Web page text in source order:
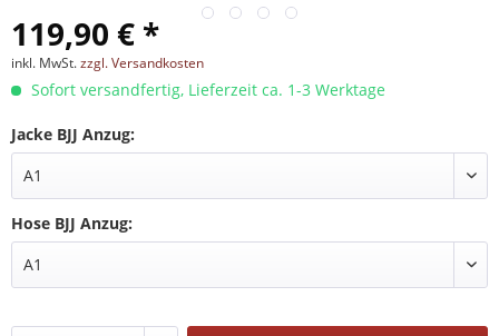
119,90 € *
inkl. MwSt.zzgl. Versandkosten
Sofort versandfertig, Lieferzeit ca. 1-3 Werktage
Jacke BJJ Anzug:
Hose BJJ Anzug: